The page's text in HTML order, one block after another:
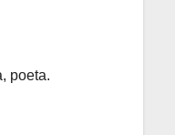
poeta.